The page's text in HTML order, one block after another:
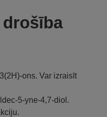
ons. Var izraisīt
5-yne-4,7-diol.